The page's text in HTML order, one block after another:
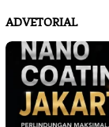
ADVETORIAL